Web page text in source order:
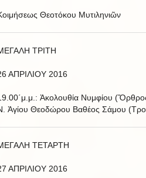
Θεοτόκου Μυτιληνιῶν
ΤΡΙΤΗ
ΑΠΡΙΛΙΟΥ 2016
Ἀκολουθία Νυμφίου (Ὄρθρος
Ἁγίου Θεοδώρου Βαθέος Σάμου
ΤΕΤΑΡΤΗ
ΑΠΡΙΛΙΟΥ 2016